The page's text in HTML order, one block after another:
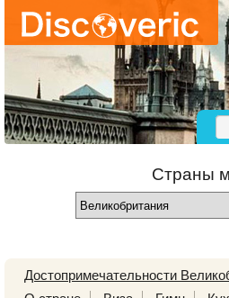
Страны
Достопримечательности